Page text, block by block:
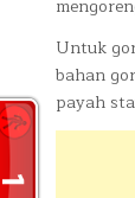
Untuk
bahan
payah